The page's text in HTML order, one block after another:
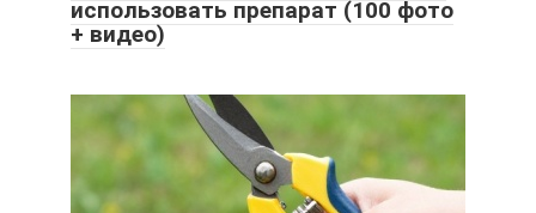
использовать препарат (100 фото
+ видео)